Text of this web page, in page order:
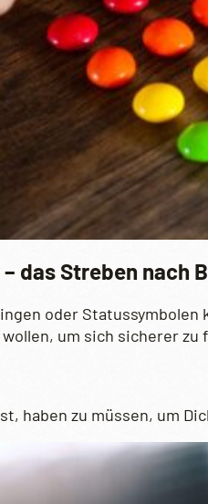
das Streben nach
oder
um sich sicherer zu
haben zu müssen, um